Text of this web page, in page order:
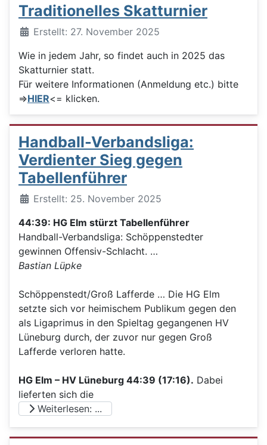
Traditionelles Skatturnier
DetailsErstellt: 27. November 2025
Wie in jedem Jahr, so findet auch in 2025 das
Skatturnier statt.
Für weitere Informationen (Anmeldung etc.) bitte
=>HIER<= klicken.
Handball-Verbandsliga:
Verdienter Sieg gegen
Tabellenführer
DetailsErstellt: 25. November 2025
44:39: HG Elm stürzt Tabellenführer
Handball-Verbandsliga: Schöppenstedter
gewinnen Offensiv-Schlacht. …
Bastian Lüpke
Schöppenstedt/Groß Lafferde … Die HG Elm
setzte sich vor heimischem Publikum gegen den
als Ligaprimus in den Spieltag gegangenen HV
Lüneburg durch, der zuvor nur gegen Groß
Lafferde verloren hatte.
HG Elm – HV Lüneburg 44:39 (17:16). Dabei
lieferten sich die
Weiterlesen: ...